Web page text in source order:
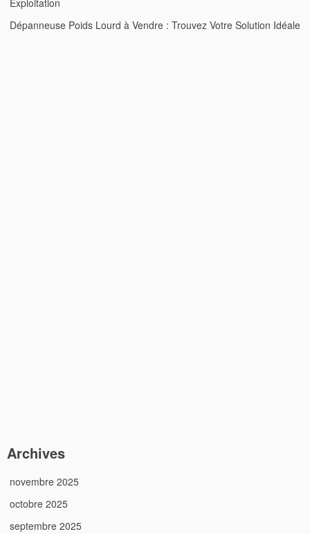
Dépanneuse Poids Lourd à Vendre : Trouvez Votre Solution Idéale
Archives
novembre 2025
octobre 2025
septembre 2025